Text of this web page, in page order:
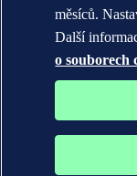
měsíců.
Další
o souborech